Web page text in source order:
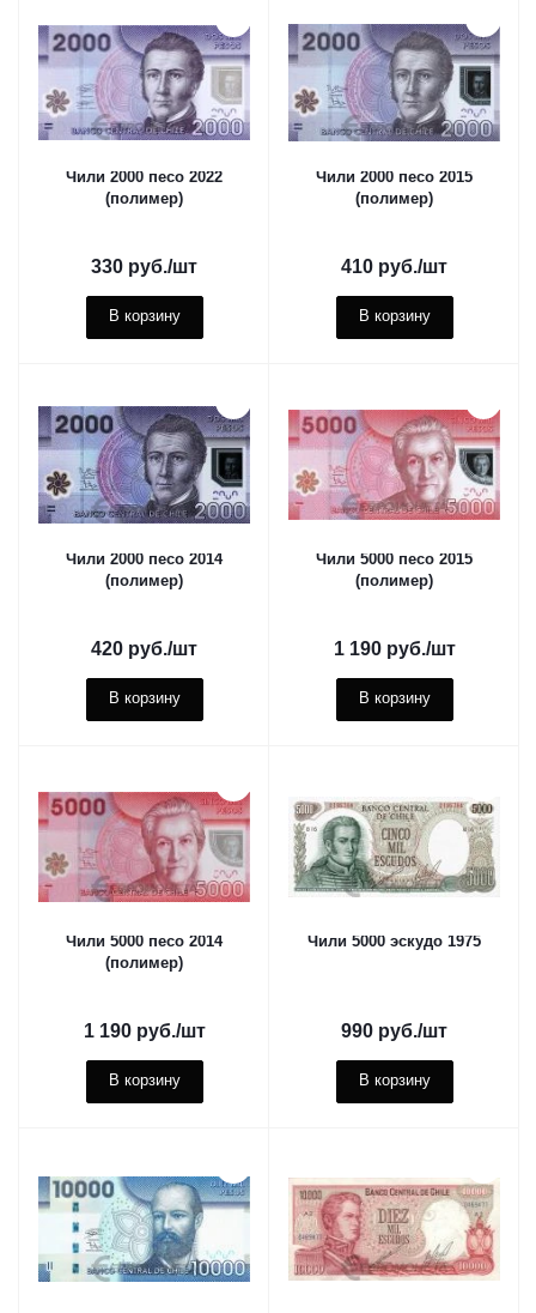
Чили 2000 песо 2022
(полимер)
330 руб./шт
В корзину
Чили 2000 песо 2015
(полимер)
410 руб./шт
В корзину
Чили 2000 песо 2014
(полимер)
420 руб./шт
В корзину
Чили 5000 песо 2015
(полимер)
1 190руб./шт
В корзину
Чили 5000 песо 2014
(полимер)
1 190руб./шт
В корзину
Чили 5000 эскудо 1975
990 руб./шт
В корзину